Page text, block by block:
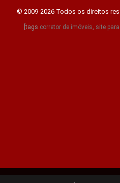
© 2009-2026 Todos os direitos
[tags corretor de imóveis, site